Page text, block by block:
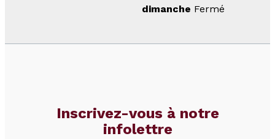
dimanche Fermé
Inscrivez-vous à notre
infolettre